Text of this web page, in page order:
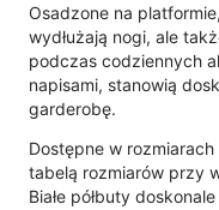
Osadzone na
wydłużają nogi, ale
podczas codziennych
napisami, stanowią
garderobę.
Dostępne w
tabelą rozmiarów przy
Białe półbuty